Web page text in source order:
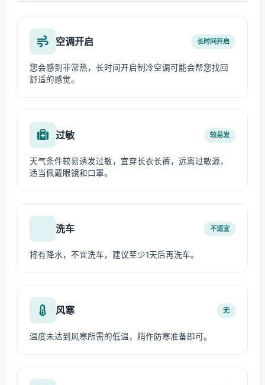
空调开启 长时间开启
您会感到非常热，长时间开启制冷空调可能会帮您找回
舒适的感觉。
过敏 较易发
天气条件较易诱发过敏，宜穿长衣长裤，远离过敏源，
适当佩戴眼镜和口罩。
洗车 不适宜
将有降水，不宜洗车，建议至少1天后再洗车。
风寒 无
温度未达到风寒所需的低温，稍作防寒准备即可。